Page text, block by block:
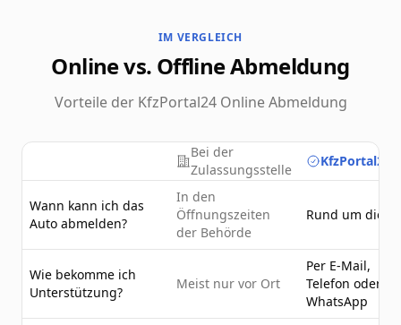
IM VERGLEICH
Online vs. Offline Abmeldung
Vorteile der KfzPortal24 Online Abmeldung
Bei der
Zulassungsstelle
Wann kann ich das
Auto abmelden?
In den
Öffnungszeiten
der Behörde
Rund um die
Wie bekomme ich
Unterstützung?
Meist nur vor Ort
Per E-Mail,
Telefon oder
WhatsApp